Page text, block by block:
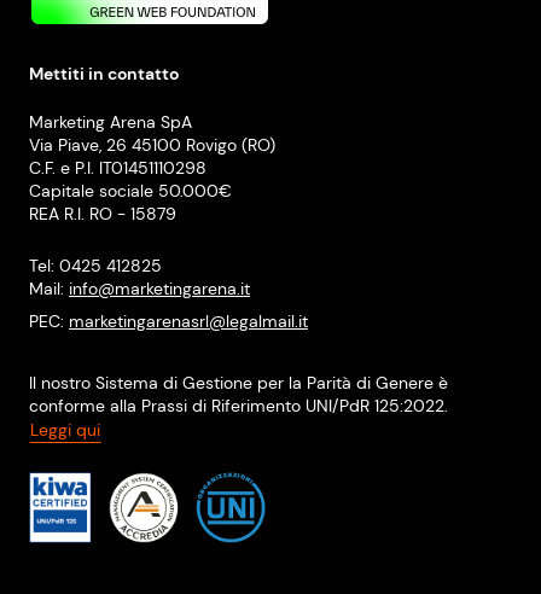
Mettiti in contatto
Marketing Arena SpA
Via Piave, 26 45100 Rovigo (RO)
C.F. e P.I. IT01451110298
Capitale sociale 50.000€
REA R.I. RO - 15879
Tel: 0425 412825
Mail: info@marketingarena.it
PEC: marketingarenasrl@legalmail.it
Il nostro Sistema di Gestione per la Parità di Genere è
conforme alla Prassi di Riferimento UNI/PdR 125:2022.
Leggi qui